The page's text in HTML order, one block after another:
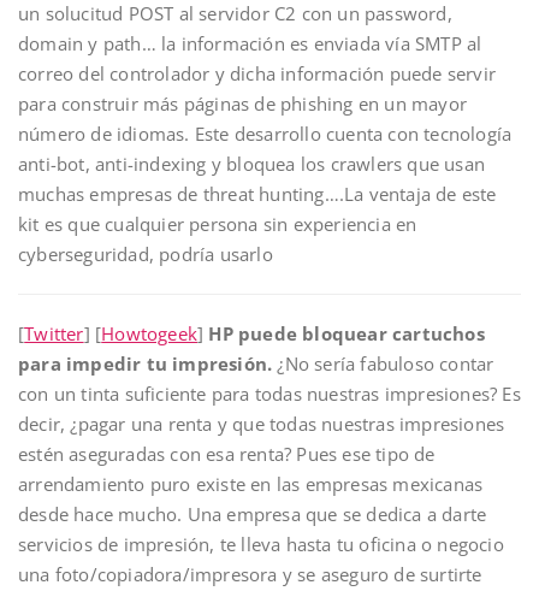
un solucitud POST al servidor C2 con un password,
domain y path… la información es enviada vía SMTP al
correo del controlador y dicha información puede servir
para construir más páginas de phishing en un mayor
número de idiomas. Este desarrollo cuenta con tecnología
anti-bot, anti-indexing y bloquea los crawlers que usan
muchas empresas de threat hunting….La ventaja de este
kit es que cualquier persona sin experiencia en
cyberseguridad, podría usarlo
[Twitter] [Howtogeek] HP puede bloquear cartuchos
para impedir tu impresión. ¿No sería fabuloso contar
con un tinta suficiente para todas nuestras impresiones? Es
decir, ¿pagar una renta y que todas nuestras impresiones
estén aseguradas con esa renta? Pues ese tipo de
arrendamiento puro existe en las empresas mexicanas
desde hace mucho. Una empresa que se dedica a darte
servicios de impresión, te lleva hasta tu oficina o negocio
una foto/copiadora/impresora y se aseguro de surtirte